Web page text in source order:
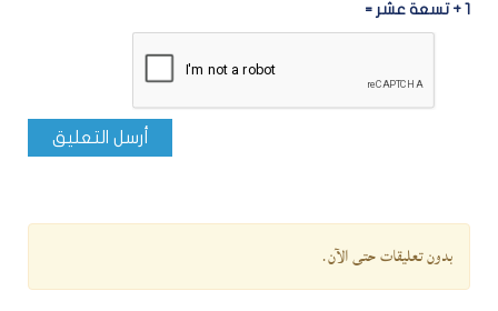
1 + تسعة عشر =
أرسل التعليق
بدون تعليقات حتى الآن.